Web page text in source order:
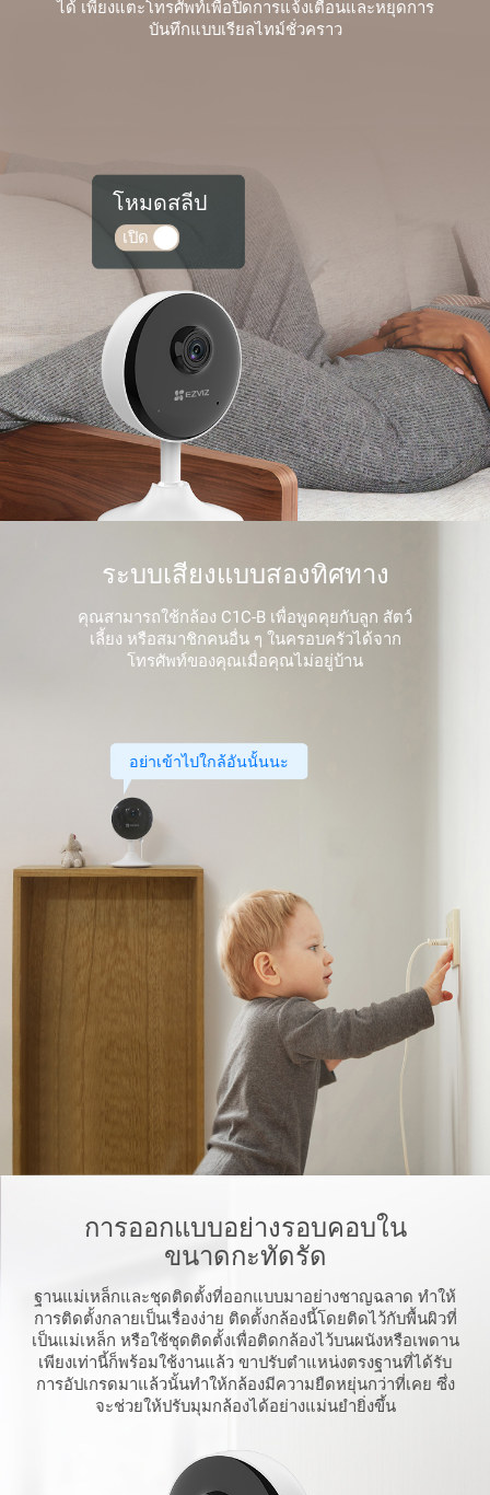
ได้ เพียงแตะโทรศัพท์เพื่อปิดการแจ้งเตือนและหยุดการ
บันทึกแบบเรียลไทม์ชั่วคราว
โหมดสลีป
เปิด
ระบบเสียงแบบสองทิศทาง
คุณสามารถใช้กล้อง C1C-B เพื่อพูดคุยกับลูก สัตว์
เลี้ยง หรือสมาชิกคนอื่น ๆ ในครอบครัวได้จาก
โทรศัพท์ของคุณเมื่อคุณไม่อยู่บ้าน
อย่าเข้าไปใกล้อันนั้นนะ
การออกแบบอย่างรอบคอบใน
ขนาดกะทัดรัด
ฐานแม่เหล็กและชุดติดตั้งที่ออกแบบมาอย่างชาญฉลาด ทำให้
การติดตั้งกลายเป็นเรื่องง่าย ติดตั้งกล้องนี้โดยติดไว้กับพื้นผิวที่
เป็นแม่เหล็ก หรือใช้ชุดติดตั้งเพื่อติดกล้องไว้บนผนังหรือเพดาน
เพียงเท่านี้ก็พร้อมใช้งานแล้ว ขาปรับตำแหน่งตรงฐานที่ได้รับ
การอัปเกรดมาแล้วนั้นทำให้กล้องมีความยืดหยุ่นกว่าที่เคย ซึ่ง
จะช่วยให้ปรับมุมกล้องได้อย่างแม่นยำยิ่งขึ้น